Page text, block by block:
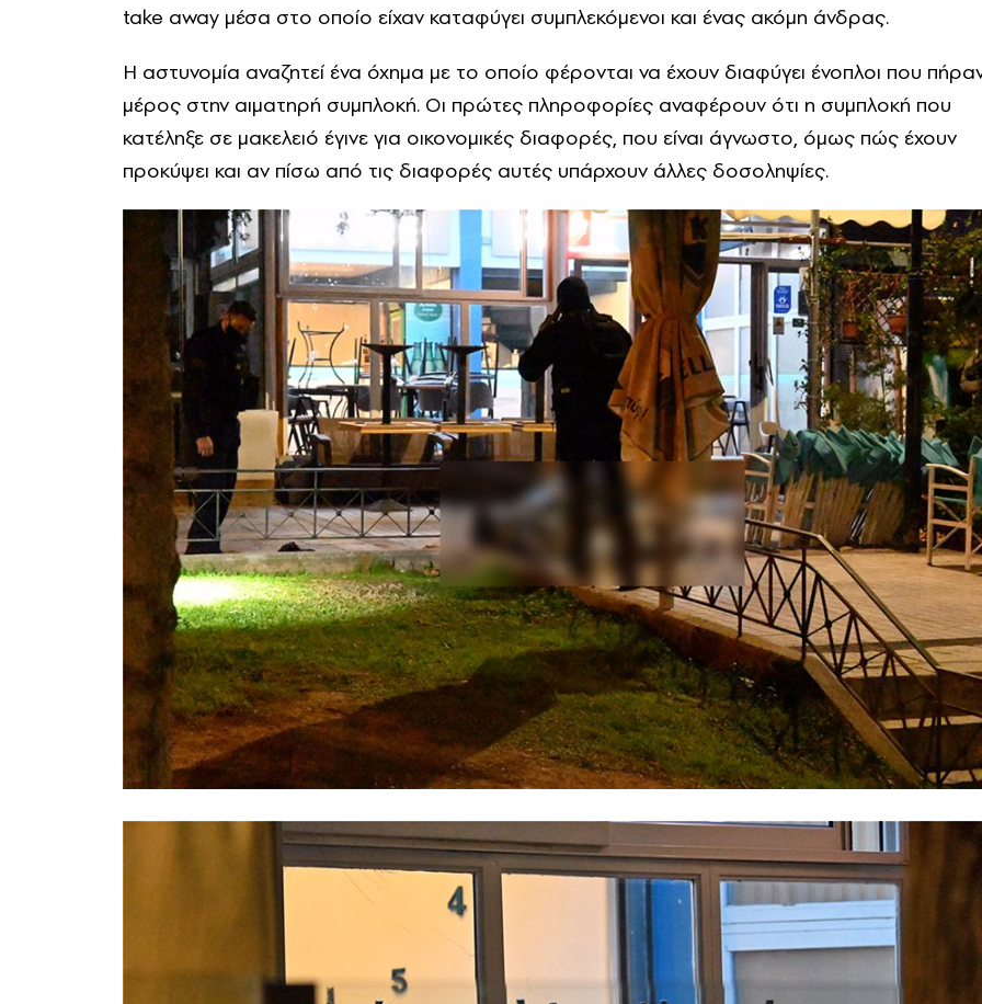
take away μέσα στο οποίο είχαν καταφύγει συμπλεκόμενοι και ένας ακόμη άνδρας.
Η αστυνομία αναζητεί ένα όχημα με το οποίο φέρονται να έχουν διαφύγει ένοπλοι που
μέρος στην αιματηρή συμπλοκή. Οι πρώτες πληροφορίες αναφέρουν ότι η συμπλοκή που
κατέληξε σε μακελειό έγινε για οικονομικές διαφορές, που είναι άγνωστο, όμως πώς έχουν
προκύψει και αν πίσω από τις διαφορές αυτές υπάρχουν άλλες δοσοληψίες.